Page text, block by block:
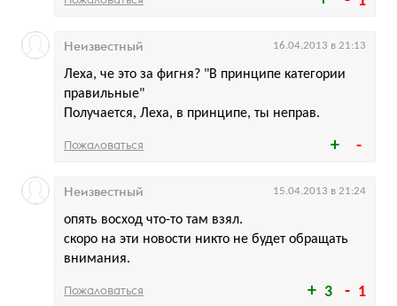
Леха, че это за фигня? "В принципе категории
правильные"
Получается, Леха, в принципе, ты неправ.
Неизвестный 16.04.2013 в 21:13
Пожаловаться
3 1
опять восход что-то там взял.
скоро на эти новости никто не будет обращать
внимания.
Неизвестный 15.04.2013 в 21:24
Пожаловаться